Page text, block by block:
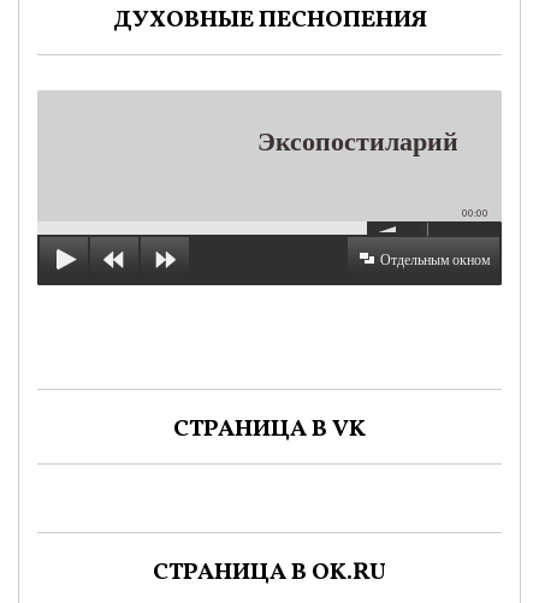
ДУХОВНЫЕ ПЕСНОПЕНИЯ
Эксопостиларий
00:00
Отдельным окном
СТРАНИЦА В VK
СТРАНИЦА В OK.RU